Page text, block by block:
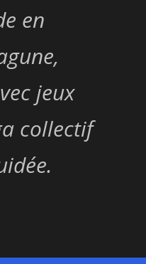
en
jeux
collectif